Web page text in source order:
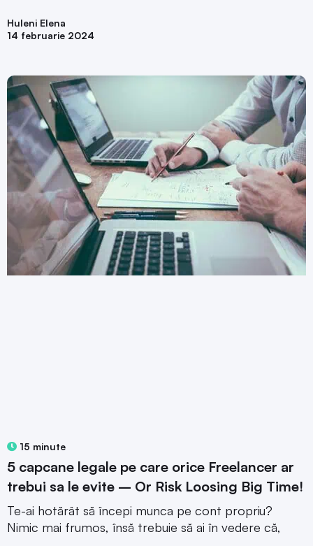
Huleni Elena
14 februarie 2024
15 minute
5 capcane legale pe care orice Freelancer ar
trebui sa le evite – Or Risk Loosing Big Time!
Te-ai hotărât să începi munca pe cont propriu?
Nimic mai frumos, însă trebuie să ai în vedere că,